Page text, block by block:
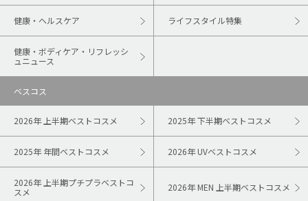
健康・ヘルスケア ライフスタイル特集
健康・ボディケア・リフレッシ
ュニュース
ベスコス
2026年 上半期ベストコスメ 2025年 下半期ベストコスメ
2025年 年間ベストコスメ 2026年 UVベストコスメ
2026年 上半期プチプラベストコ
スメ
2026年 MEN 上半期ベストコスメ